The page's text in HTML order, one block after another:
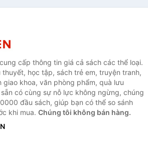
cấp thông tin giá cả sách các thể loại.
thuyết, học tập, sách trẻ em, truyện tranh,
giao khoa, văn phòng phẩm, quà lưu
có cùng sự nỗ lực không ngừng, chúng
đầu sách, giúp bạn có thể so sánh
khi mua. Chúng tôi không bán hàng.